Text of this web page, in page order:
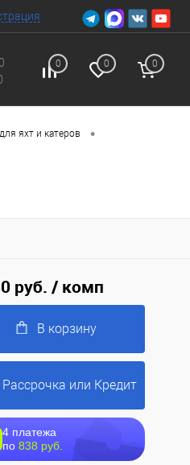
0 0 0
яхт и катеров •
руб. / комп
В корзину
Рассрочка или Кредит
4 платежа
по 838 руб.